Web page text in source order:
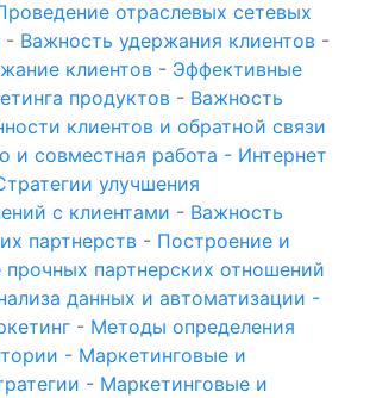
отраслевых сетевых
- Важность удержания клиентов -
клиентов - Эффективные
продуктов - Важность
клиентов и обратной связи
и совместная работа - Интернет
улучшения
с клиентами - Важность
партнерств - Построение и
партнерских отношений
данных и автоматизации -
- Методы определения
- Маркетинговые и
- Маркетинговые и